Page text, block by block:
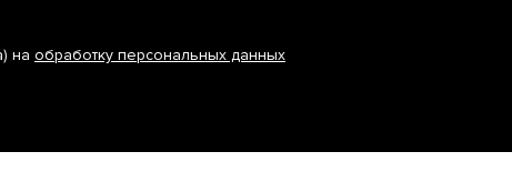
на обработку персональных данных